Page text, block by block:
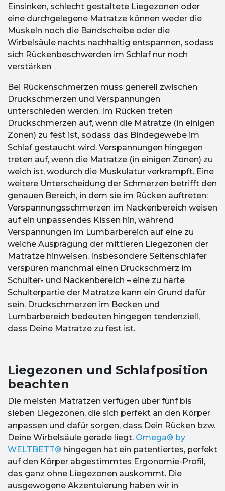
Einsinken, schlecht gestaltete Liegezonen oder
eine durchgelegene Matratze können weder die
Muskeln noch die Bandscheibe oder die
Wirbelsäule nachts nachhaltig entspannen, sodass
sich Rückenbeschwerden im Schlaf nur noch
verstärken
Bei Rückenschmerzen muss generell zwischen
Druckschmerzen und Verspannungen
unterschieden werden. Im Rücken treten
Druckschmerzen auf, wenn die Matratze (in einigen
Zonen) zu fest ist, sodass das Bindegewebe im
Schlaf gestaucht wird. Verspannungen hingegen
treten auf, wenn die Matratze (in einigen Zonen) zu
weich ist, wodurch die Muskulatur verkrampft. Eine
weitere Unterscheidung der Schmerzen betrifft den
genauen Bereich, in dem sie im Rücken auftreten:
Verspannungsschmerzen im Nackenbereich weisen
auf ein unpassendes Kissen hin, während
Verspannungen im Lumbarbereich auf eine zu
weiche Ausprägung der mittleren Liegezonen der
Matratze hinweisen. Insbesondere Seitenschläfer
verspüren manchmal einen Druckschmerz im
Schulter- und Nackenbereich – eine zu harte
Schulterpartie der Matratze kann ein Grund dafür
sein. Druckschmerzen im Becken und
Lumbarbereich bedeuten hingegen tendenziell,
dass Deine Matratze zu fest ist.
Liegezonen und Schlafposition
beachten
Die meisten Matratzen verfügen über fünf bis
sieben Liegezonen, die sich perfekt an den Körper
anpassen und dafür sorgen, dass Dein Rücken bzw.
Deine Wirbelsäule gerade liegt. Omega® by
WELTBETT® hingegen hat ein patentiertes, perfekt
auf den Körper abgestimmtes Ergonomie-Profil,
das ganz ohne Liegezonen auskommt. Die
ausgewogene Akzentuierung haben wir in